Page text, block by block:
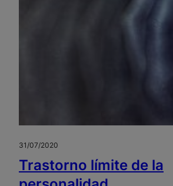
31/07/2020
Trastorno límite de la